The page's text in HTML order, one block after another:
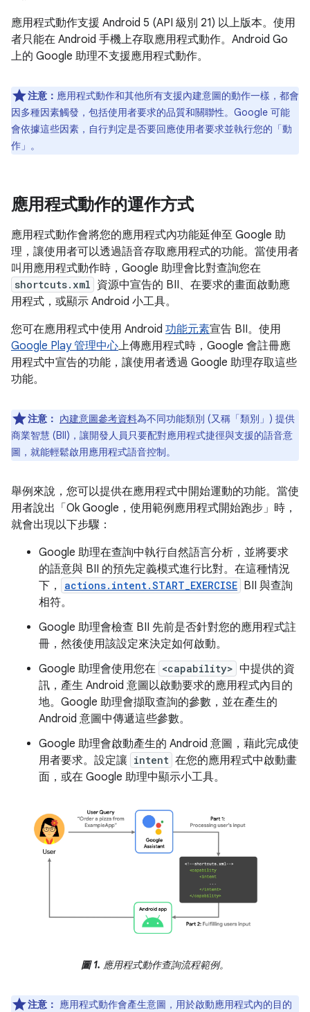
應用程式動作支援 Android 5 (API 級別 21) 以上版本。使用
者只能在 Android 手機上存取應用程式動作。Android Go
上的 Google 助理不支援應用程式動作。
注意： 應用程式動作和其他所有支援內建意圖的動作一樣，都會
因多種因素觸發，包括使用者要求的品質和關聯性。Google 可能
會依據這些因素，自行判定是否要回應使用者要求並執行您的「動
作」。
應用程式動作的運作方式
應用程式動作會將您的應用程式內功能延伸至 Google 助
理，讓使用者可以透過語音存取應用程式的功能。當使用者
叫用應用程式動作時，Google 助理會比對查詢您在
shortcuts.xml 資源中宣告的 BII、在要求的畫面啟動應
用程式，或顯示 Android 小工具。
您可在應用程式中使用 Android 功能元素宣告 BII。使用
Google Play 管理中心上傳應用程式時，Google 會註冊應
用程式中宣告的功能，讓使用者透過 Google 助理存取這些
功能。
注意： 內建意圖參考資料為不同功能類別 (又稱「類別」) 提供
商業智慧 (BII)，讓開發人員只要配對應用程式捷徑與支援的語音意
圖，就能輕鬆啟用應用程式語音控制。
舉例來說，您可以提供在應用程式中開始運動的功能。當使
用者說出「Ok Google，使用範例應用程式開始跑步」 時，
就會出現以下步驟：
Google 助理在查詢中執行自然語言分析，並將要求
的語意與 BII 的預先定義模式進行比對。在這種情況
下，
actions.intent.START_EXERCISE BII 與查詢
相符。
Google 助理會檢查 BII 先前是否針對您的應用程式註
冊，然後使用該設定來決定如何啟動。
Google 助理會使用您在 <capability> 中提供的資
訊，產生 Android 意圖以啟動要求的應用程式內目的
地。Google 助理會擷取查詢的參數，並在產生的
Android 意圖中傳遞這些參數。
Google 助理會啟動產生的 Android 意圖，藉此完成使
用者要求。設定讓 intent 在您的應用程式中啟動畫
面，或在 Google 助理中顯示小工具。
圖 1. 應用程式動作查詢流程範例。
注意： 應用程式動作會產生意圖，用於啟動應用程式內的目的